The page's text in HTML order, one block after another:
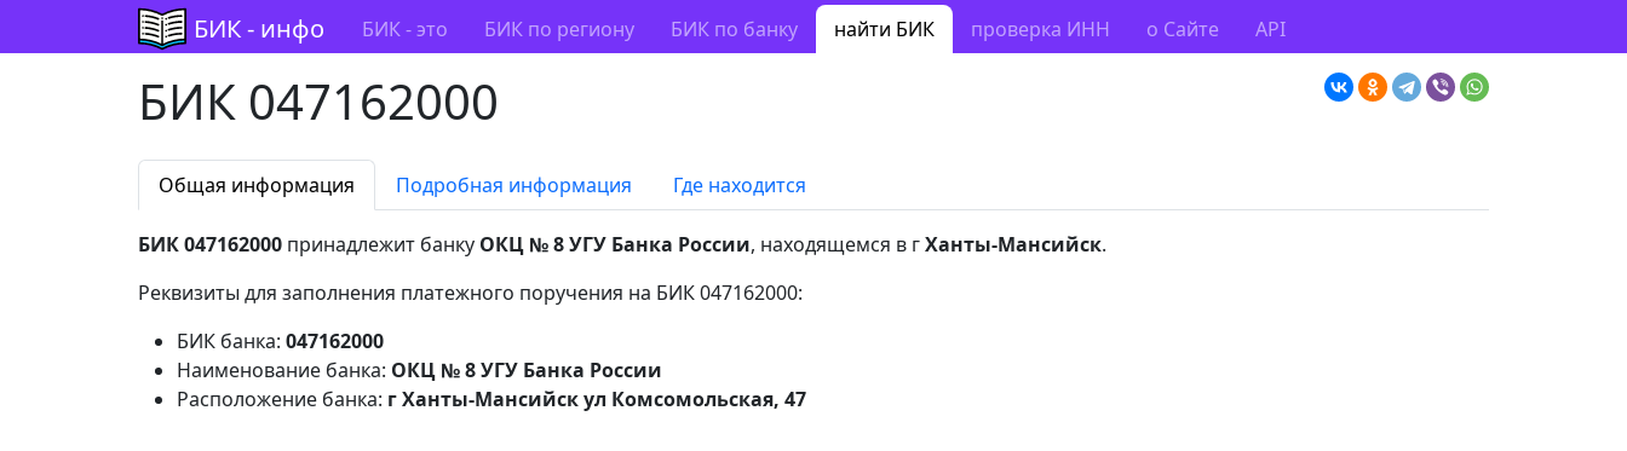
БИК - инфо БИК - это БИК по региону БИК по банку найти БИК проверка ИНН о Сайте API
БИК 047162000
Общая информация Подробная информация Где находится
БИК 047162000 принадлежит банку ОКЦ № 8 УГУ Банка России, находящемся в гХанты-Мансийск.
Реквизиты для заполнения платежного поручения на БИК 047162000:
БИК банка: 047162000
Наименование банка: ОКЦ № 8 УГУ Банка России
Расположение банка: г Ханты-Мансийск ул Комсомольская, 47